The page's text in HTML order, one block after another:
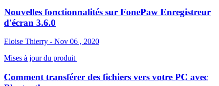
Nouvelles fonctionnalités sur FonePaw Enregistreur
d'écran 3.6.0
Eloise Thierry - Nov 06 , 2020
Mises à jour du produit
Comment transférer des fichiers vers votre PC avec